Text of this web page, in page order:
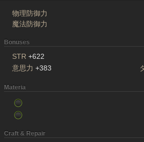
物理防御力
魔法防御力
Bonuses
STR +622
意思力 +383
Materia
Craft & Repair